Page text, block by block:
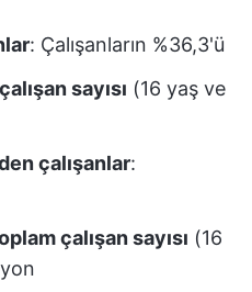
: Çalışanların %36,3'ü
sayısı (16 yaş ve
çalışanlar:
çalışan sayısı (16